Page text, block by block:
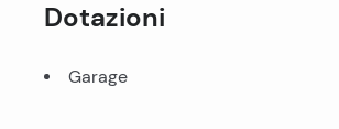
Dotazioni
Garage